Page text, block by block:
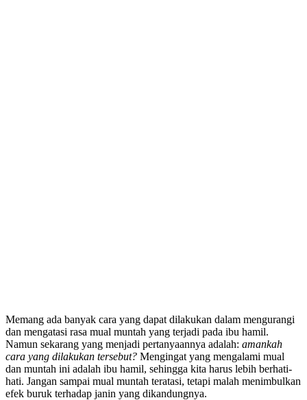
Memang ada banyak cara yang dapat dilakukan dalam mengurangi
dan mengatasi rasa mual muntah yang terjadi pada ibu hamil.
Namun sekarang yang menjadi pertanyaannya adalah: amankah
cara yang dilakukan tersebut? Mengingat yang mengalami mual
dan muntah ini adalah ibu hamil, sehingga kita harus lebih berhati-
hati. Jangan sampai mual muntah teratasi, tetapi malah menimbulkan
efek buruk terhadap janin yang dikandungnya.